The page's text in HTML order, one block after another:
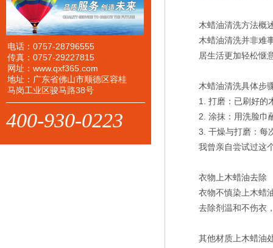
电话：0757-28796555
传真：0757-29227815
网址：www.qxf365.com
地址：广东省佛山市顺德区容桂
马岗工业区骏马路38号
400-930-0223
木蜡油清洗方法概
木蜡油清洗并非难
居生活更加轻松惬
木蜡油清洗具体步
1. 打磨：已刷好的
2. 涂抹：用洗脸巾
3. 干燥与打磨：每
我曾亲自尝试过这
衣物上木蜡油去除
衣物不慎染上木蜡
去除剂温和不伤衣
其他材质上木蜡油